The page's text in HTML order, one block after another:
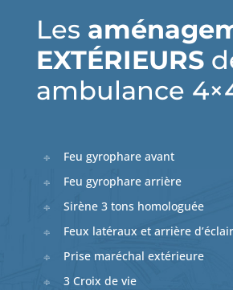
Les
EXTÉRIEURS
ambulance
Feu gyrophare avant
Feu gyrophare arrière
Sirène 3 tons homologuée
Feux latéraux et arrière
Prise maréchal extérieure
3 Croix de vie